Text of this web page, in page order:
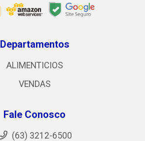
Departamentos
ALIMENTICIOS
VENDAS
Fale Conosco
(63) 3212-6500